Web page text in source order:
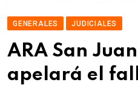
GENERALES JUDICIALES
ARA San
apelará el